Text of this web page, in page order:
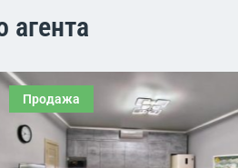
агента
Продажа